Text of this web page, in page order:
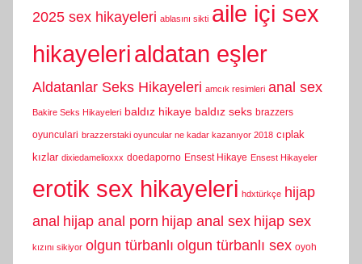
2025 sex hikayeleri ablasını sikti aile içi sex
hikayelerialdatan eşler
Aldatanlar Seks Hikayeleri amcık resimleri anal sex
Bakire Seks Hikayeleri baldız hikaye baldız seks brazzers
oyunculari brazzerstaki oyuncular ne kadar kazanıyor 2018 cıplak
kızlar dixiedamelioxxx doedaporno Ensest Hikaye Ensest Hikayeler
erotik sex hikayeleri hdxtürkçe hijap
anal hijap anal porn hijap anal sex hijap sex
kızını sikiyor olgun türbanlı olgun türbanlı sex oyoh